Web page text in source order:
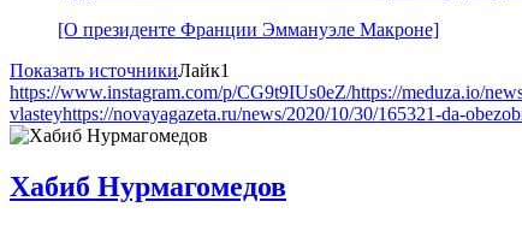
[О президенте Франции Эммануэле Макроне]
Показать источникиЛайк1
https://www.instagram.com/p/CG9t9IUs0eZ/https://meduza.io/
vlasteyhttps://novayagazeta.ru/news/2020/10/30/165321-da-
Хабиб Нурмагомедов